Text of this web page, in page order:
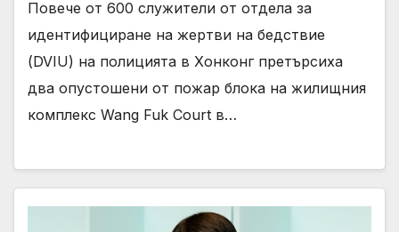
Повече от 600 служители от отдела за
идентифициране на жертви на бедствие
(DVIU) на полицията в Хонконг претърсиха
два опустошени от пожар блока на жилищния
комплекс Wang Fuk Court в…